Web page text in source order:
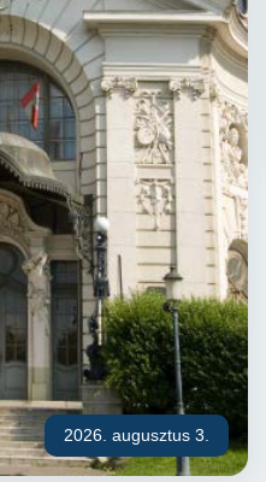
2026. augusztus 3.